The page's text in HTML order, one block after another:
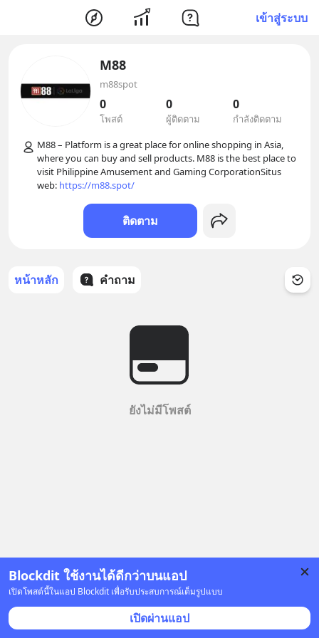
เข้าสู่ระบบ
Blockdit ใช้งานได้ดีกว่าบนแอป
เปิดโพสต์นี้ในแอป Blockdit เพื่อรับประสบการณ์เต็มรูปแบบ
เปิดผ่านแอป
M88
m88spot
0
โพสต์
0
ผู้ติดตาม
0
กำลังติดตาม
M88 – Platform is a great place for online shopping in Asia,
where you can buy and sell products. M88 is the best place to
visit Philippine Amusement and Gaming CorporationSitus
web: https://m88.spot/
ติดตาม
หน้าหลัก คำถาม
ยังไม่มีโพสต์